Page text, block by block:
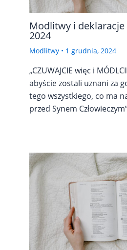
Modlitwy i
2024
Modlitwy • 1 grudnia, 2024
„CZUWAJCIE więc i
abyście zostali uznani za
tego wszystkiego, co ma
przed Synem